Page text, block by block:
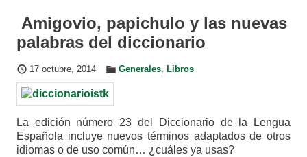
Amigovio, papichulo y las nuevas
palabras del diccionario
17 octubre, 2014 Generales, Libros
La edición número 23 del Diccionario de la Lengua
Española incluye nuevos términos adaptados de otros
idiomas o de uso común… ¿cuáles ya usas?